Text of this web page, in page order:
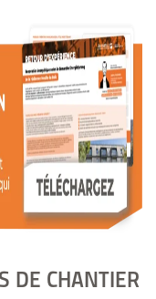
DE CHANTIER